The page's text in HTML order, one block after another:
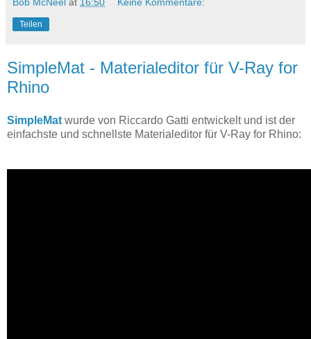
Teilen
SimpleMat - Materialeditor für V-Ray for
Rhino
SimpleMat wurde von Riccardo Gatti entwickelt und ist der
einfachste und schnellste Materialeditor für V-Ray for Rhino: